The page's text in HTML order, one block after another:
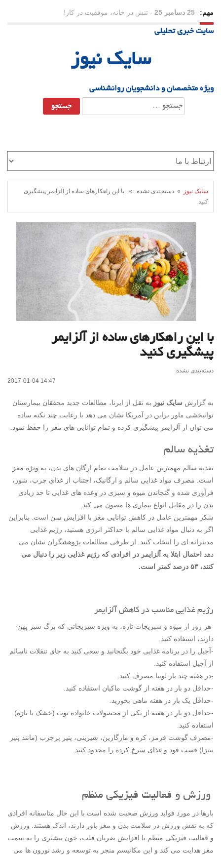
مهم: 23 دسامبر 25 - چرا اراده می‌کنیم ولی شکست می‌خوریم؟
21 دسامبر 25
سایت خبری تحلیلی
سایک نیوز
ویژه متخصصان و دانشجویان روانشناسی
جستجو
برای:
سایک نیوز
» دسته‌بندی نشده » با این راهکارهای ساده از آلزایمر پیشگیری
کنید
با این راهکارهای ساده از آلزایمر
پیشگیری کنید
دسته‌بندی نشده
2017-01-04 14:47
به گزارش سایک نیوز به نقل از ایرنا، مطالعات جدید محققان بیمارستان
توانبخشی ماور براین در آمریکا نشان می دهد با رعایت چند نکته ساده
می توان از آلزایمر پیشگیری کرده و تمام توانایی های مغز را حفظ نمود.
تغذیه سالم
تغذیه سالم مهمترین عامل در سلامت تمام ارگان های بدن، به ویژه مغز
است. مصرف مواد غذایی سالم و ارگانیک، اجتناب از غذای چرب، شور،
فرآوری شده و گنجاندن میوه و سبزی در وعده های غذایی تا حد زیادی
بدن را در مقابل انواع بیماری ها مصون می کند.
شکر مهمترین عامل در کاهش توانایی مغز با افزایش سن است. بنابراین
اگر به دنبال مواد غذایی سالم با حداکثر انرژی هستید، رژیم غذایی
مدیترانه ای را انتخاب کنید. از طرفی مطالعات پژوهشگران نشان می
دهد
احتمال ابتلا به آلزایمر در افرادی که رژیم غذایی زیر را دنبال می
کنند، ۵۳ درصد کمتر است.
رژیم غذایی مناسب در کاهش آلزایمر
-هر روز از میوه و سبزیجات تازه، به ویژه سبزیجاتی که برگ سبز پهن
دارند، استفاده کنید.
-آجیل را در برنامه غذایی خود بگنجانید و سعی کنید به جای تنقلات ناسالم
از آجیل استفاده کنید.
-در هفته چند بار لوبیا مصرف کنید.
-حداقل دو بار در هفته از گوشت ماکیان استفاده کنید.
-حداقل یک بار در هفته ماهی بخورید.
-حداقل دو بار در هفته از یکی از محصولات خانواده توت (خشک یا تازه)
استفاده کنید.
-مصرف گوشت قرمز، کره و مارگارین، شیرینی، پنیر پرچرب (مانند پنیر
پیتزا) فست فود و غذای سرخ کرده را محدود کنید.
ورزش و فعالیت فیزیکی منظم
بارها در مورد فواید ورزش صحبت شده است با این حال متاسفانه افرادی
که به نقش ورزش در سلامت بدن و مغز باور دارند، اندک هستند. ورزش
و فعالیت فیزیکی منظم با افزایش ضربان قلب، خون بیشتری را به سمت
مغز هدایت می کند و این مکانیسم منجر به توسعه و رشد نورون ها می